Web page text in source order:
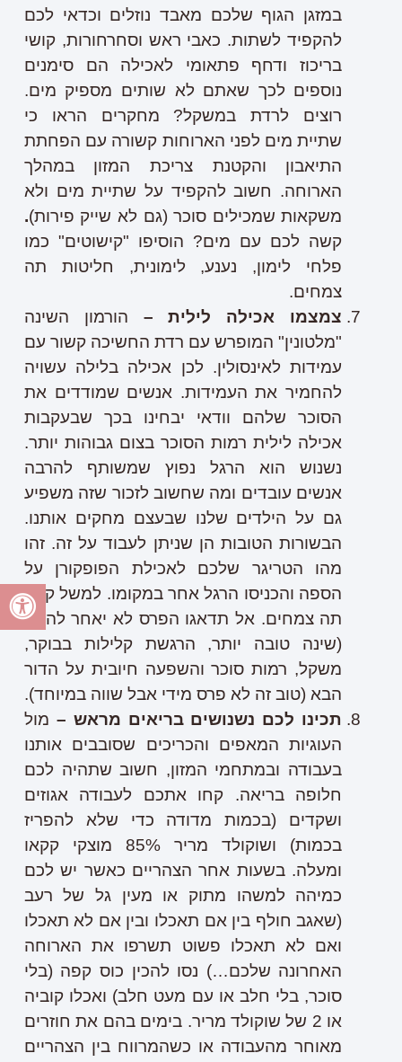
במזגן הגוף שלכם מאבד נוזלים וכדאי לכם
להקפיד לשתות. כאבי ראש וסחרחורות, קושי
בריכוז ודחף פתאומי לאכילה הם סימנים
נוספים לכך שאתם לא שותים מספיק מים.
רוצים לרדת במשקל? מחקרים הראו כי
שתיית מים לפני הארוחות קשורה עם הפחתת
התיאבון והקטנת צריכת המזון במהלך
הארוחה. חשוב להקפיד על שתיית מים ולא
משקאות שמכילים סוכר (גם לא שייק פירות).
קשה לכם עם מים? הוסיפו "קישוטים" כמו
פלחי לימון, נענע, לימונית, חליטות תה
צמחים.
צמצמו אכילה לילית – הורמון השינה
"מלטונין" המופרש עם רדת החשיכה קשור עם
עמידות לאינסולין. לכן אכילה בלילה עשויה
להחמיר את העמידות. אנשים שמודדים את
הסוכר שלהם וודאי יבחינו בכך שבעקבות
אכילה לילית רמות הסוכר בצום גבוהות יותר.
נשנוש הוא הרגל נפוץ שמשותף להרבה
אנשים עובדים ומה שחשוב לזכור שזה משפיע
גם על הילדים שלנו שבעצם מחקים אותנו.
הבשורות הטובות הן שניתן לעבוד על זה. זהו
מהו הטריגר שלכם לאכילת הפופקורן על
הספה והכניסו הרגל אחר במקומו. למשל קנקן
תה צמחים. אל תדאגו הפרס לא יאחר להגיע
(שינה טובה יותר, הרגשת קלילות בבוקר,
משקל, רמות סוכר והשפעה חיובית על הדור
הבא (טוב זה לא פרס מידי אבל שווה במיוחד).
תכינו לכם נשנושים בריאים מראש – מול
העוגיות המאפים והכריכים שסובבים אותנו
בעבודה ובמתחמי המזון, חשוב שתהיה לכם
חלופה בריאה. קחו אתכם לעבודה אגוזים
ושקדים (בכמות מדודה כדי שלא להפריז
בכמות) ושוקולד מריר 85% מוצקי קקאו
ומעלה. בשעות אחר הצהריים כאשר יש לכם
כמיהה למשהו מתוק או מעין גל של רעב
(שאגב חולף בין אם תאכלו ובין אם לא תאכלו
ואם לא תאכלו פשוט תשרפו את הארוחה
האחרונה שלכם…) נסו להכין כוס קפה (בלי
סוכר, בלי חלב או עם מעט חלב) ואכלו קוביה
או 2 של שוקולד מריר. בימים בהם את חוזרים
מאוחר מהעבודה או כשהמרווח בין הצהריים